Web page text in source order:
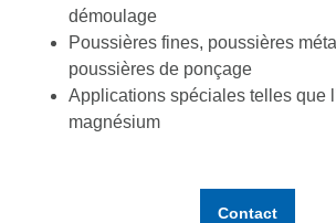
démoulage
Poussières fines, poussières
poussières de ponçage
Applications spéciales telles que
magnésium
Contact